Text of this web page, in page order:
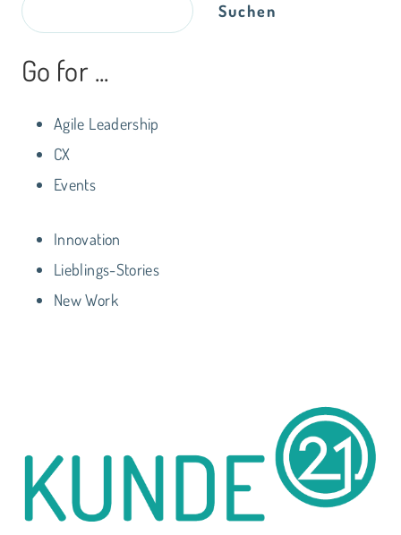
Suchen
Go for ...
Agile Leadership
CX
Events
Innovation
Lieblings-Stories
New Work